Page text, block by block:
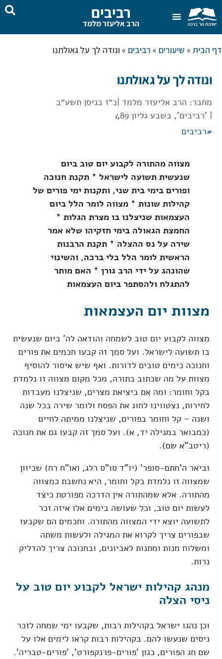
רביבים
הרב אליעזר מלמד
דף הבית » שיעורים » רביבים » ונודה לך על גאולתנו
ונודה לך על גאולתנו
מחבר: הרב אליעזר מלמד |כ״ז בניסן תשע״ב
| 'רביבים', בשבע גליון 489
#רביבים
מצווה מהתורה לקבוע יום טוב ביום
שנעשית תשועה לישראל * תקנת חנוכה
ופורים בימי בית שני, ותקנות ימי פורים של
קהילות שונות * מצווה לומר הלל ביום
העצמאות שניצלנו בו מצרת הגלות *
החמצת הגאולה בימי חזקיהו שלא אמר
שירה על נס ההצלה * תקנת הרבנות
הראשית לומר הלל בלי ברכה, והשינוי
שהונהג על ידי הרב גורן * האם מותר
להתגלח ולהסתפר ביום העצמאות
מצוות יום העצמאות
מצווה לקבוע יום טוב לשמחה והודאה לה' ביום שנעשית
בו תשועה לישראל. ועל סמך זה קבעו חכמים את פורים
וחנוכה כימים טובים לדורות. ואף שיש איסור להוסיף
מצוות על מה שכתוב בתורה, מכל מקום מצווה זו נלמדת
בקל וחומר: ומה אם ביציאת מצרים, שניצלנו מעבדות
לחירות, נצטווינו לחוג את הפסח ולומר שירה בכל שנה
ושנה – קל וחומר בפורים, שניצלנו ממיתה לחיים
(כמבואר במגילה יד, א). ועל סמך זה קבעו גם את חנוכה
(ריטב"א שם).
וביאר ה'חתם-סופר' (יו"ד סו"ס רלג, ואו"ח רח) שכיוון
שמצווה זו נלמדת בקל וחומר, היא נחשבת כמצווה
מהתורה. אלא שמהתורה אין הדרכה מפורטת כיצד
לעשות יום טוב, וכל שעושה בימים אלו איזה זכר
לתשועה יוצא ידי המצווה מהתורה. וחכמים הם שקבעו
שבפורים צריך לקרוא את המגילה ולעשות משתה
ומשלוח מנות ומתנות לאביונים, ובחנוכה צריך להדליק
נרות.
מנהג קהילות ישראל לקבוע יום טוב על
ניסי הצלה
וכן נהגו ישראל בקהילות רבות, שקבעו ימי שמחה לזכר
ניסים שנעשו להם. בקהילות רבות קראו לימים אלו על
שם חג הפורים, כגון 'פורים-פרנקפורט', 'פורים-טבריה'.